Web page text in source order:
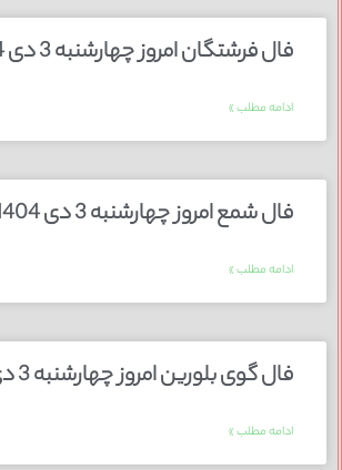
فال فرشتگان امروز چهارشنبه 3 دی 1404
ادامه مطلب »
فال شمع امروز چهارشنبه 3 دی 1404
ادامه مطلب »
فال گوی بلورین امروز چهارشنبه 3 دی 1404
ادامه مطلب »